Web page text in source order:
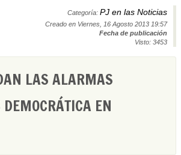
Categoría: PJ en las Noticias
Creado en Viernes, 16 Agosto 2013 19:57
Fecha de publicación
Visto: 3453
LAS ALARMAS
EN